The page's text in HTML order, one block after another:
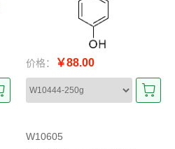
价格： ￥88.00
W10605